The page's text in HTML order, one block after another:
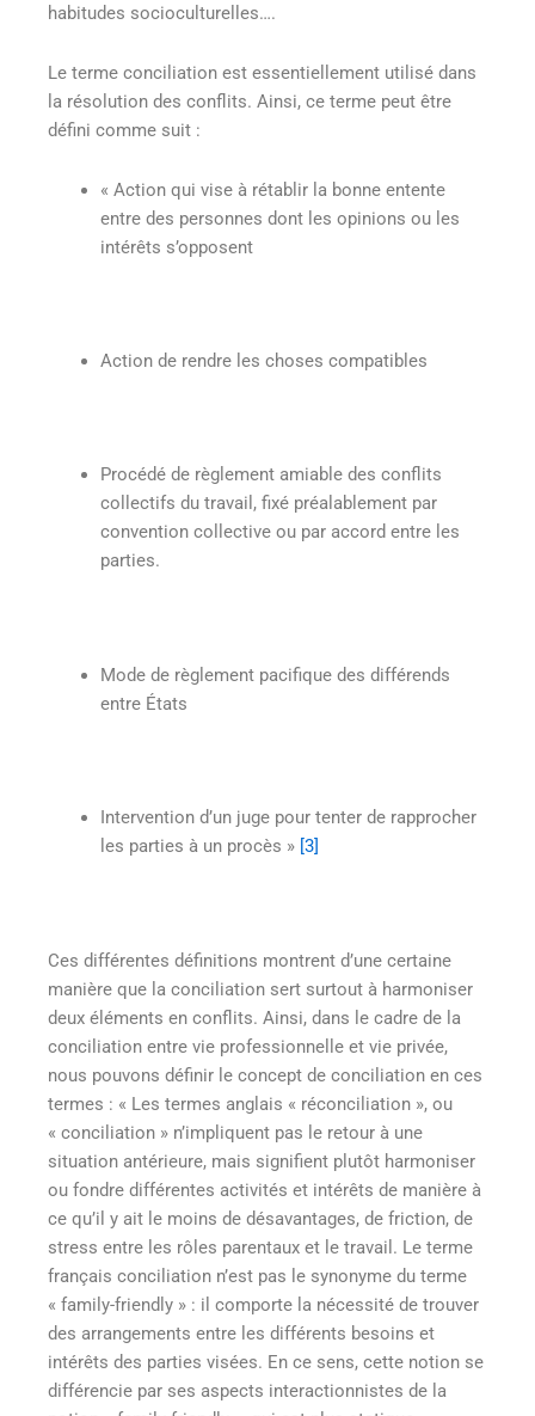
habitudes socioculturelles….
Le terme conciliation est essentiellement utilisé dans
la résolution des conflits. Ainsi, ce terme peut être
défini comme suit :
« Action qui vise à rétablir la bonne entente
entre des personnes dont les opinions ou les
intérêts s’opposent
Action de rendre les choses compatibles
Procédé de règlement amiable des conflits
collectifs du travail, fixé préalablement par
convention collective ou par accord entre les
parties.
Mode de règlement pacifique des différends
entre États
Intervention d’un juge pour tenter de rapprocher
les parties à un procès » [3]
Ces différentes définitions montrent d’une certaine
manière que la conciliation sert surtout à harmoniser
deux éléments en conflits. Ainsi, dans le cadre de la
conciliation entre vie professionnelle et vie privée,
nous pouvons définir le concept de conciliation en ces
termes : « Les termes anglais « réconciliation », ou
« conciliation » n’impliquent pas le retour à une
situation antérieure, mais signifient plutôt harmoniser
ou fondre différentes activités et intérêts de manière à
ce qu’il y ait le moins de désavantages, de friction, de
stress entre les rôles parentaux et le travail. Le terme
français conciliation n’est pas le synonyme du terme
« family-friendly » : il comporte la nécessité de trouver
des arrangements entre les différents besoins et
intérêts des parties visées. En ce sens, cette notion se
différencie par ses aspects interactionnistes de la